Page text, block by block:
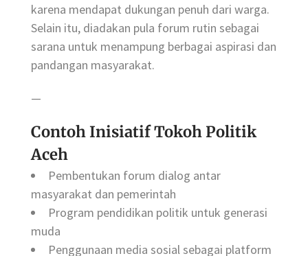
karena mendapat dukungan penuh dari warga.
Selain itu, diadakan pula forum rutin sebagai
sarana untuk menampung berbagai aspirasi dan
pandangan masyarakat.
—
Contoh Inisiatif Tokoh Politik
Aceh
Pembentukan forum dialog antar
masyarakat dan pemerintah
Program pendidikan politik untuk generasi
muda
Penggunaan media sosial sebagai platform